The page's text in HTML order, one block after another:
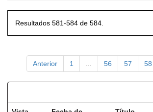
Resultados 581-584 de 584.
Anterior 1 56 57 58